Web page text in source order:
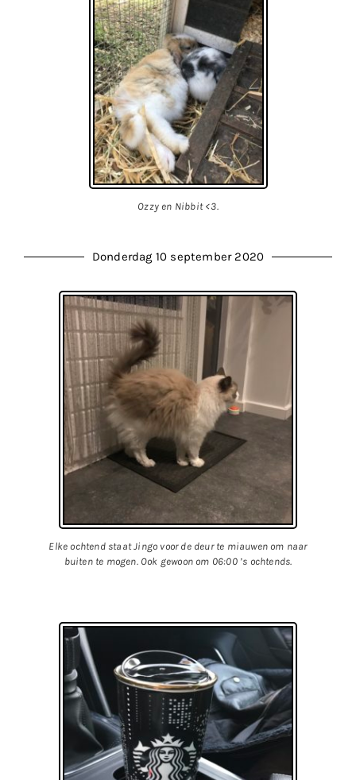
Ozzy en Nibbit <3.
Donderdag 10 september 2020
Elke ochtend staat Jingo voor de deur te miauwen om naar
buiten te mogen. Ook gewoon om 06:00 ’s ochtends.